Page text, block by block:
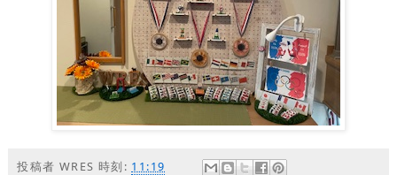
投稿者 WRES 時刻: 11:19